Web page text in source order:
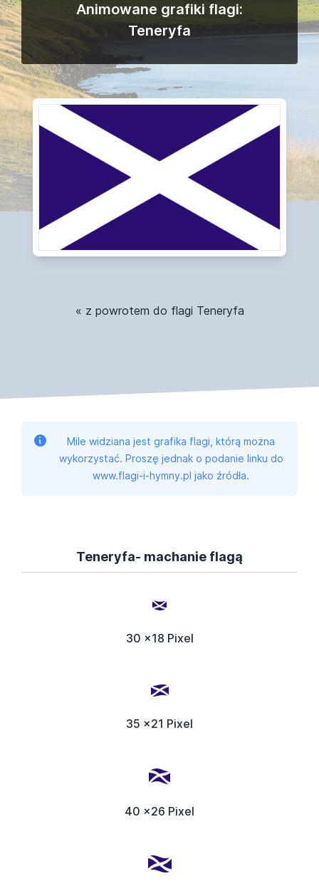
Animowane grafiki flagi:
Teneryfa
« z powrotem do flagi Teneryfa
Mile widziana jest grafika flagi, którą można
wykorzystać. Proszę jednak o podanie linku do
www.flagi-i-hymny.pl jako źródła.
Teneryfa- machanie flagą
30 x18 Pixel
35 x21 Pixel
40 x26 Pixel